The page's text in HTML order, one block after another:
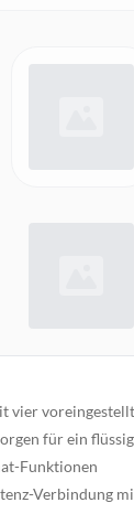
vier
für ein
Funktionen
Verbindung